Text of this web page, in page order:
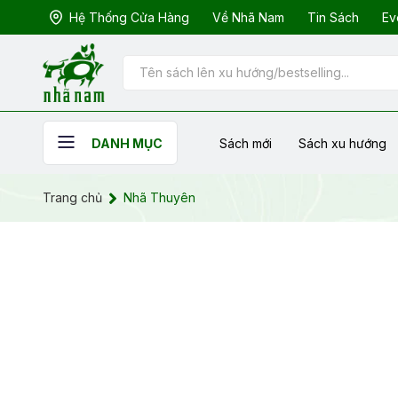
Hệ Thống Cửa Hàng Về Nhã Nam Tin Sách
DANH MỤC Sách mới Sách xu hướng
Trang chủ Nhã Thuyên